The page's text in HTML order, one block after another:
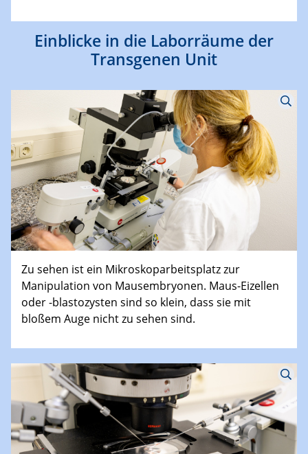
Einblicke in die Laborräume der
Transgenen Unit
Zu sehen ist ein Mikroskoparbeitsplatz zur
Manipulation von Mausembryonen. Maus-Eizellen
oder -blastozysten sind so klein, dass sie mit
bloßem Auge nicht zu sehen sind.